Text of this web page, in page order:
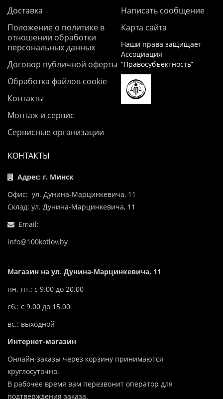
Доставка
Положение о политике в
отношении обработки
персональных данных
Договор публичной оферты
Обработка файлов cookie
Контакты
Монтаж и сервис
Сервисные организации
Написать сообщение
Карта сайта
Наши права защищает
Ассоциация
“Правосубъектность”
КОНТАКТЫ
Адрес: г. Минск
Офис: ул. Дунина-Марцинкевича, 11
Склад: ул. Дунина-Марцинкевича, 11
Email:
info@100kotlov.by
Магазин на ул. Дунина-Марцинкевича, 11
пн.-пт.: с 9.00 до 20.00
сб.: с 9.00 до 15.00
вс.: выходной
Интернет-магазин
Онлайн-заказы через корзину принимаются
круглосуточно.
В рабочее время вам перезвонит оператор для
подтверждения заказа.